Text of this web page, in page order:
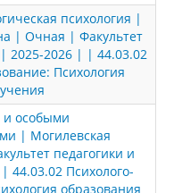
психология |
| Очная | Факультет
| 2025-2026 | | 44.03.02
Психология
особыми
| Могилевская
педагогики и
44.03.02 Психолого-
образования